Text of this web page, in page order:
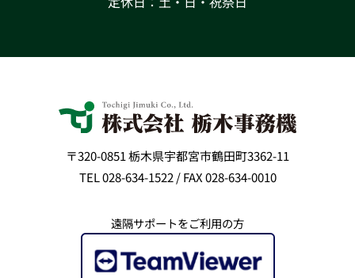
〒320-0851 栃木県宇都宮市鶴田町3362-11
TEL 028-634-1522 / FAX 028-634-0010
遠隔サポートをご利用の方